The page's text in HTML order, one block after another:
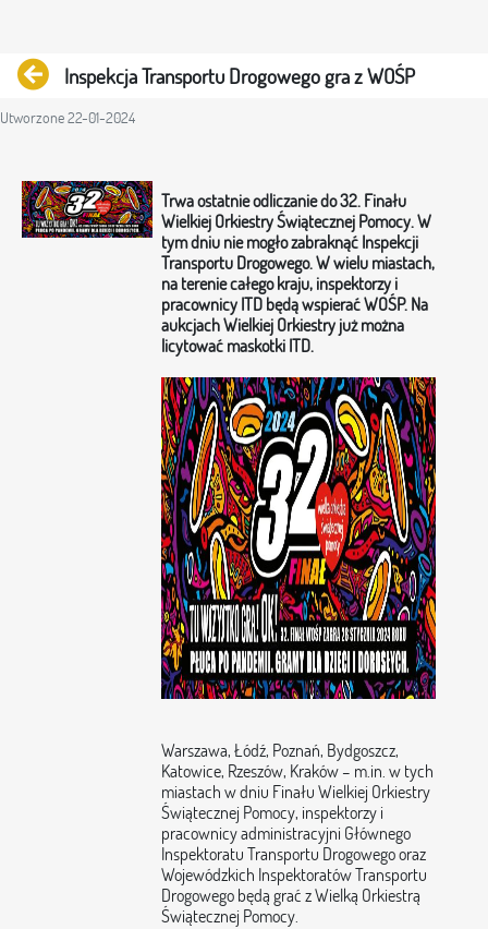
Powrót
Inspekcja Transportu Drogowego gra z WOŚP
Utworzone 22-01-2024
Trwa ostatnie odliczanie do 32. Finału
Wielkiej Orkiestry Świątecznej Pomocy. W
tym dniu nie mogło zabraknąć Inspekcji
Transportu Drogowego. W wielu miastach,
na terenie całego kraju, inspektorzy i
pracownicy ITD będą wspierać WOŚP. Na
aukcjach Wielkiej Orkiestry już można
licytować maskotki ITD.
Warszawa, Łódź, Poznań, Bydgoszcz,
Katowice, Rzeszów, Kraków – m.in. w tych
miastach w dniu Finału Wielkiej Orkiestry
Świątecznej Pomocy, inspektorzy i
pracownicy administracyjni Głównego
Inspektoratu Transportu Drogowego oraz
Wojewódzkich Inspektoratów Transportu
Drogowego będą grać z Wielką Orkiestrą
Świątecznej Pomocy.